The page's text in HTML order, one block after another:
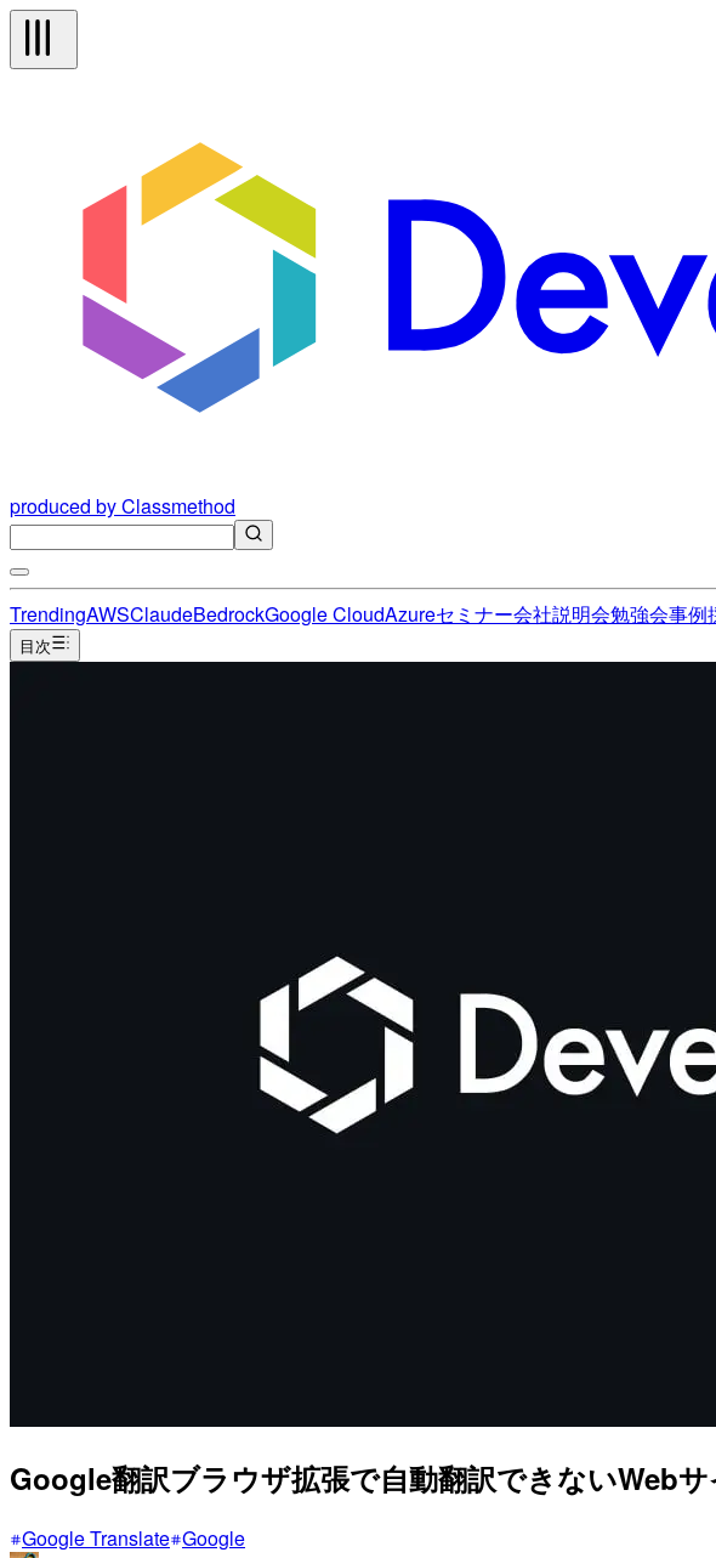
produced by Classmethod
TrendingAWSClaudeBedrockGoogle CloudAzureセミナー会社説明会勉強会事例
目次
Google翻訳ブラウザ拡張で自動翻訳できないWeb
Google Translate Google